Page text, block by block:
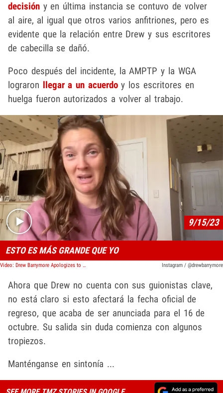
decisión y en última instancia se contuvo de volver
al aire, al igual que otros varios anfitriones, pero es
evidente que la relación entre Drew y sus escritores
de cabecilla se dañó.
Poco después del incidente, la AMPTP y la WGA
lograron llegar a un acuerdoy los escritores en
huelga fueron autorizados a volver al trabajo.
Play video content
9/15/23
ESTO ES MÁS GRANDE QUE YO
Video: Drew Barrymore Apologizes to WGA, But Will Keep Show Going Amid Strike Instagram / @drewbarrymore
Ahora que Drew no cuenta con sus guionistas clave,
no está claro si esto afectará la fecha oficial de
regreso, que acaba de ser anunciada para el 16 de
octubre. Su salida sin duda comienza con algunos
tropiezos.
Manténganse en sintonía ...